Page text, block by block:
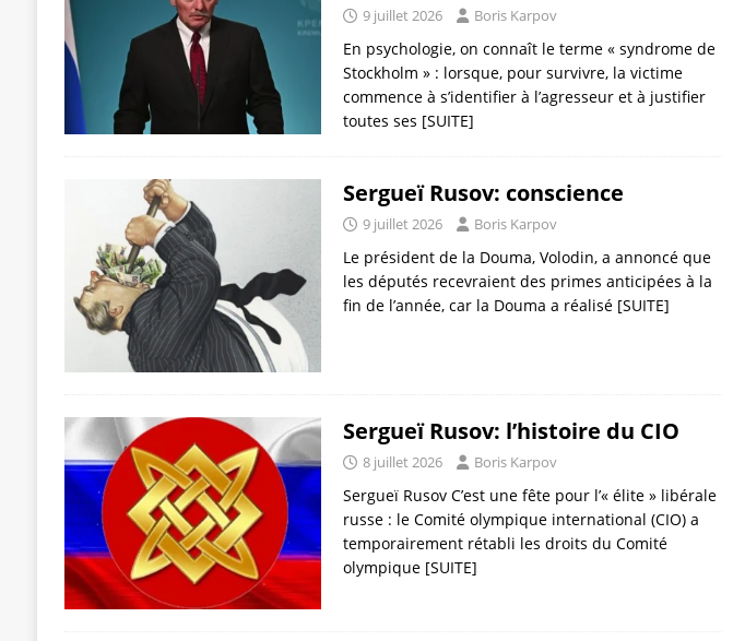
9 juillet 2026 Boris Karpov
En psychologie, on connaît le terme « syndrome de
Stockholm » : lorsque, pour survivre, la victime
commence à s’identifier à l’agresseur et à justifier
toutes ses [SUITE]
Sergueï Rusov: conscience
9 juillet 2026 Boris Karpov
Le président de la Douma, Volodin, a annoncé que
les députés recevraient des primes anticipées à la
fin de l’année, car la Douma a réalisé [SUITE]
Sergueï Rusov: l’histoire du CIO
8 juillet 2026 Boris Karpov
Sergueï Rusov C’est une fête pour l’« élite » libérale
russe : le Comité olympique international (CIO) a
temporairement rétabli les droits du Comité
olympique [SUITE]